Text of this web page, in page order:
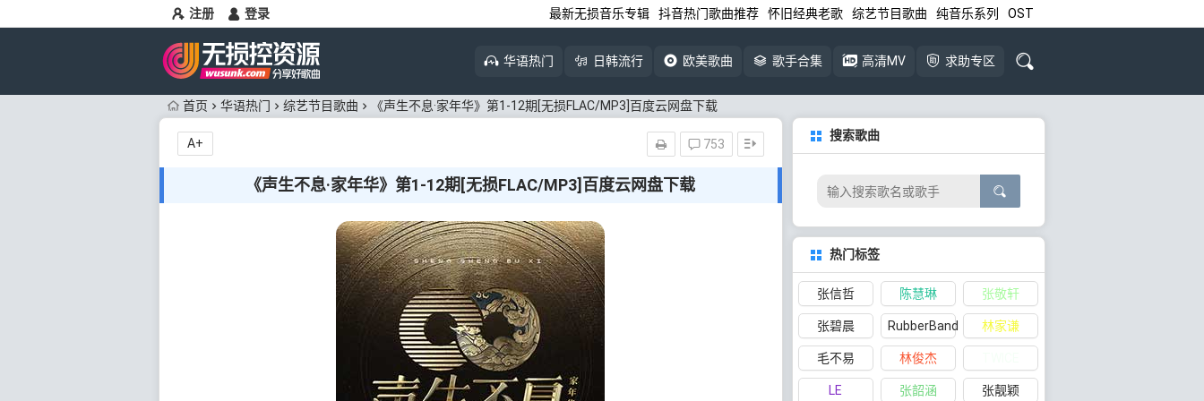
注册 登录 最新无损音乐专辑 抖音热门歌曲推荐 怀旧经典老歌 综艺节目歌曲 纯音乐系列 OST
华语热门 日韩流行 欧美歌曲 歌手合集 高清MV 求助专区
首页 华语热门 综艺节目歌曲 《声生不息·家年华》第1-12期[无损FLAC/MP3]百度云网盘下载
《声生不息·家年华》第1-12期[无损FLAC/MP3]百度云网盘下载
753
A+
搜索歌曲
热门标签
张信哲 陈慧琳 张敬轩
张碧晨 RubberBand 林家谦
毛不易 林俊杰
LE 张韶涵 张靓颖